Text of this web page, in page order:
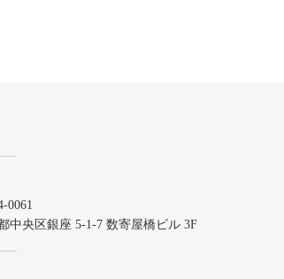
0061
中央区銀座 5-1-7 数寄屋橋ビル 3F